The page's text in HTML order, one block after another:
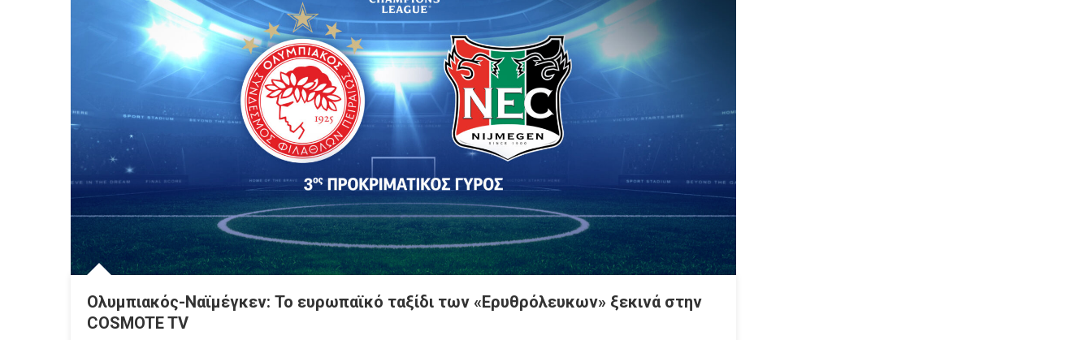
Ολυμπιακός-Ναϊμέγκεν: Το ευρωπαϊκό ταξίδι των «Ερυθρόλευκων» ξεκινά στην
COSMOTE TV